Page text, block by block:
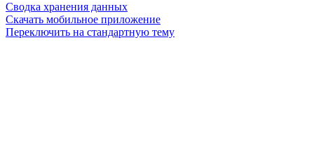
Сводка хранения данных
Скачать мобильное приложение
Переключить на стандартную тему